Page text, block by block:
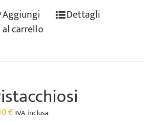
Aggiungi
al carrello
Dettagli
€ IVA inclusa